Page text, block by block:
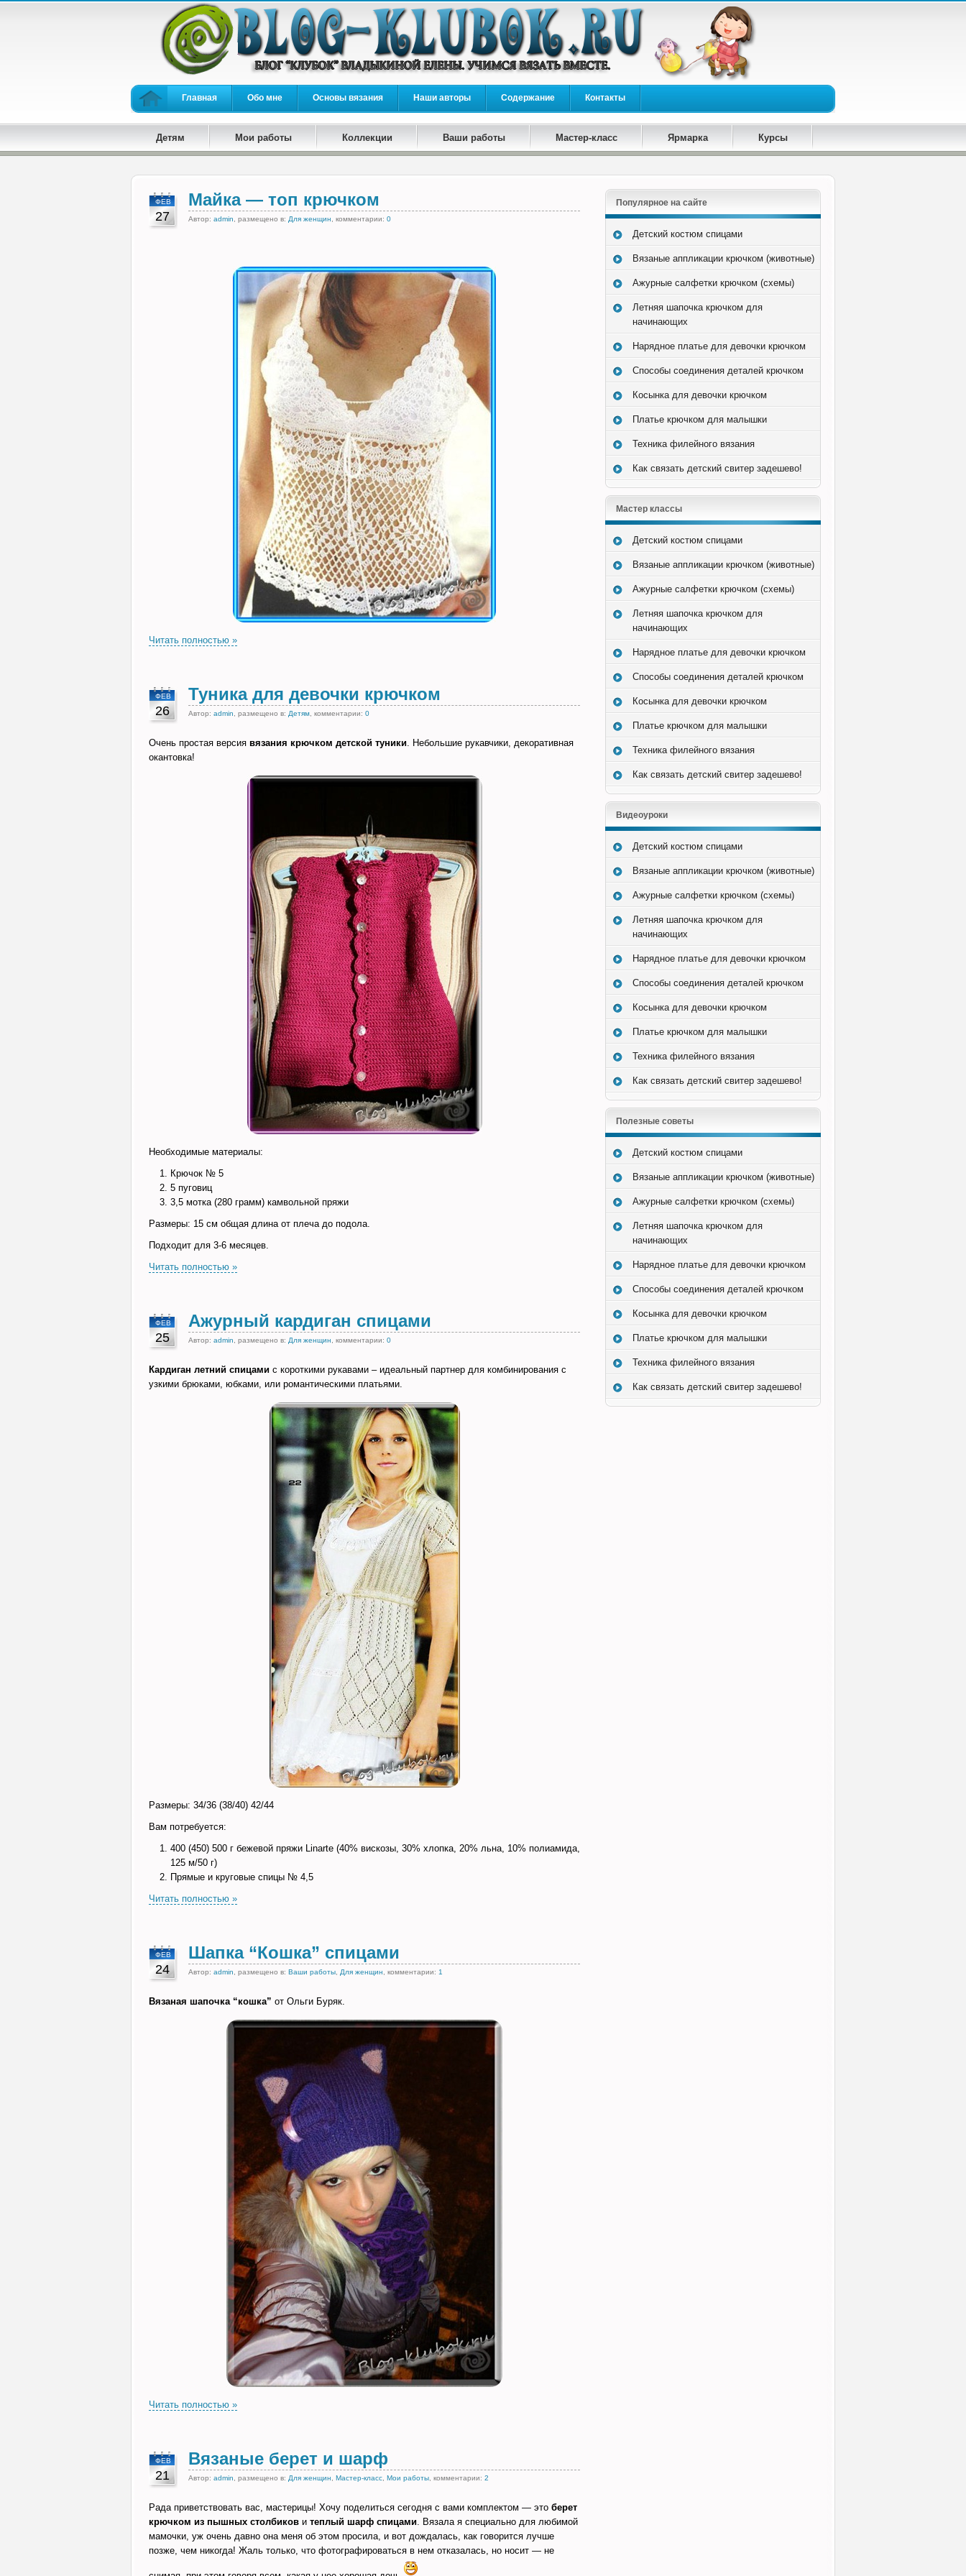
Главная Обо мне Основы вязания Наши авторы Содержание Контакты
Детям Мои работы Коллекции Ваши работы Мастер-класс Ярмарка Курсы
Популярное на сайте
Детский костюм спицами
Вязаные аппликации крючком (животные)
Ажурные салфетки крючком (схемы)
Летняя шапочка крючком для
начинающих
Нарядное платье для девочки крючком
Способы соединения деталей крючком
Косынка для девочки крючком
Платье крючком для малышки
Техника филейного вязания
Как связать детский свитер задешево!
Мастер классы
Детский костюм спицами
Вязаные аппликации крючком (животные)
Ажурные салфетки крючком (схемы)
Летняя шапочка крючком для
начинающих
Нарядное платье для девочки крючком
Способы соединения деталей крючком
Косынка для девочки крючком
Платье крючком для малышки
Техника филейного вязания
Как связать детский свитер задешево!
Видеоуроки
Детский костюм спицами
Вязаные аппликации крючком (животные)
Ажурные салфетки крючком (схемы)
Летняя шапочка крючком для
начинающих
Нарядное платье для девочки крючком
Способы соединения деталей крючком
Косынка для девочки крючком
Платье крючком для малышки
Техника филейного вязания
Как связать детский свитер задешево!
Полезные советы
Детский костюм спицами
Вязаные аппликации крючком (животные)
Ажурные салфетки крючком (схемы)
Летняя шапочка крючком для
начинающих
Нарядное платье для девочки крючком
Способы соединения деталей крючком
Косынка для девочки крючком
Платье крючком для малышки
Техника филейного вязания
Как связать детский свитер задешево!
ФЕВ
27
Майка — топ крючком
Автор: admin , размещено в: Для женщин , комментарии: 0
Читать полностью »
ФЕВ
26
Туника для девочки крючком
Автор: admin , размещено в: Детям , комментарии: 0
Очень простая версия вязания крючком детской туники. Небольшие рукавчики, декоративная
окантовка!
Необходимые материалы:
Крючок № 5
5 пуговиц
3,5 мотка (280 грамм) камвольной пряжи
Размеры: 15 см общая длина от плеча до подола.
Подходит для 3-6 месяцев.
Читать полностью »
ФЕВ
25
Ажурный кардиган спицами
Автор: admin , размещено в: Для женщин , комментарии: 0
Кардиган летний спицами с короткими рукавами – идеальный партнер для комбинирования с
узкими брюками, юбками, или романтическими платьями.
Размеры: 34/36 (38/40) 42/44
Вам потребуется:
400 (450) 500 г бежевой пряжи Linarte (40% вискозы, 30% хлопка, 20% льна, 10% полиамида,
125 м/50 г)
Прямые и круговые спицы № 4,5
Читать полностью »
ФЕВ
24
Шапка “Кошка” спицами
Автор: admin , размещено в: Ваши работы Для женщин , комментарии: 1
Вязаная шапочка “кошка” от Ольги Буряк.
Читать полностью »
ФЕВ
21
Вязаные берет и шарф
Автор: admin , размещено в: Для женщин Мастер-класс Мои работы , комментарии: 2
Рада приветствовать вас, мастерицы! Хочу поделиться сегодня с вами комплектом — это берет
крючком из пышных столбиков и теплый шарф спицами. Вязала я специально для любимой
мамочки, уж очень давно она меня об этом просила, и вот дождалась, как говорится лучше
позже, чем никогда! Жаль только, что фотографироваться в нем отказалась, но носит — не